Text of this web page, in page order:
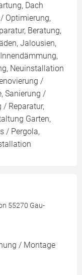
Dach
Optimierung,
Beratung,
Jalousien,
Neuinstallation
/
Sanierung /
/ Reparatur,
Garten,
/ Pergola,
55270 Gau-
/ Montage